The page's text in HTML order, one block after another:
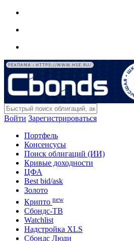
РЕКЛАМА • HTTPS://WWW.HSE.RU/
Войти Зарегистрироваться
Портфель
Консенсусы
Поиск облигаций (ИИ)
Кривые доходности
ЦФА
Best bid/ask
Золото
Крипто new
Сбондс-ТВ
Watchlist
Надстройка XLS
Сбондс Люди